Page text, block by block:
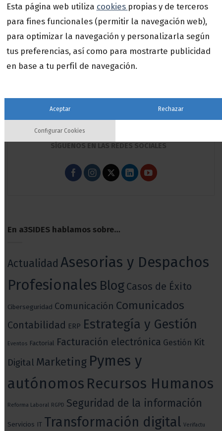
15
Del Excel al dato en tiempo real: por qué la
digitalización de procesos ya no es una
opción para la pyme española
15
Impuesto de Sociedades: Qué cambia este
año 2026
SÍGUENOS EN LAS REDES SOCIALES
En a3SIDES hablamos sobre…
Actualidad Asesorias y Despachos
Profesionales Blog Casos de Éxito
Ciberseguridad Comunicación Comunicados
Contabilidad ERP Estrategía y Gestión
Eventos Factorial Facturación electrónica Gestión Kit
Digital Marketing Pymes y
autónomos Recursos Humanos
Reforma Laboral RGPD Seguridad de la información
Servicios IT Transformación digital Verifactu
Esta página web utiliza cookies propias y de terceros
para fines funcionales (permitir la navegación web),
para optimizar la navegación y personalizarla según
tus preferencias, así como para mostrarte publicidad
en base a tu perfil de navegación.
Aceptar Rechazar
Configurar Cookies